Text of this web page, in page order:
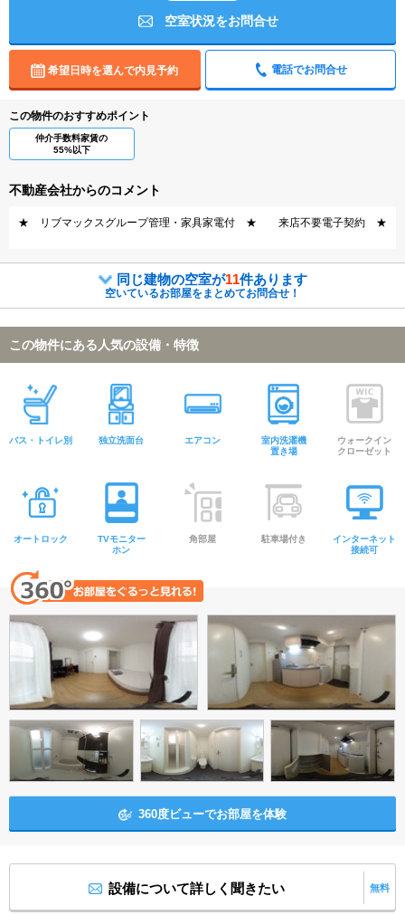
空室状況をお問合せ
希望日時を選んで内見予約 電話でお問合せ
この物件のおすすめポイント
仲介手数料家賃の
55%以下
不動産会社からのコメント
★ リブマックスグループ管理・家具家電付 ★ 来店不要電子契約 ★
同じ建物の空室が11件あります
空いているお部屋をまとめてお問合せ！
この物件にある人気の設備・特徴
バス・トイレ別 独立洗面台 エアコン
室内洗濯機
置き場
ウォークイン
クローゼット
オートロック
TVモニター
ホン
角部屋 駐車場付き
インターネット
接続可
360度ビューでお部屋を体験
設備について詳しく聞きたい 無料